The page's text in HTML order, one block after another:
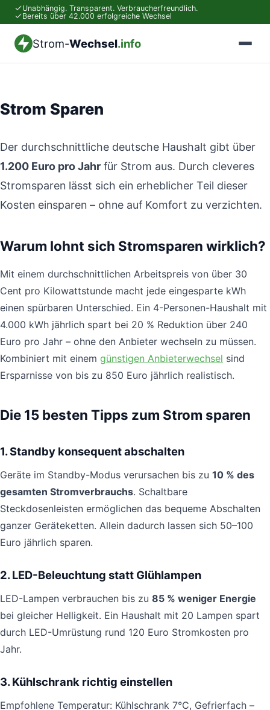
Unabhängig. Transparent. Verbraucherfreundlich.
Bereits über 42.000 erfolgreiche Wechsel
Strom-Wechsel.info
Strom Sparen
Der durchschnittliche deutsche Haushalt gibt über
1.200 Euro pro Jahr für Strom aus. Durch cleveres
Stromsparen lässt sich ein erheblicher Teil dieser
Kosten einsparen – ohne auf Komfort zu verzichten.
Warum lohnt sich Stromsparen wirklich?
Mit einem durchschnittlichen Arbeitspreis von über 30
Cent pro Kilowattstunde macht jede eingesparte kWh
einen spürbaren Unterschied. Ein 4-Personen-Haushalt mit
4.000 kWh jährlich spart bei 20 % Reduktion über 240
Euro pro Jahr – ohne den Anbieter wechseln zu müssen.
Kombiniert mit einem günstigen Anbieterwechsel sind
Ersparnisse von bis zu 850 Euro jährlich realistisch.
Die 15 besten Tipps zum Strom sparen
1. Standby konsequent abschalten
Geräte im Standby-Modus verursachen bis zu 10 % des
gesamten Stromverbrauchs. Schaltbare
Steckdosenleisten ermöglichen das bequeme Abschalten
ganzer Geräteketten. Allein dadurch lassen sich 50–100
Euro jährlich sparen.
2. LED-Beleuchtung statt Glühlampen
LED-Lampen verbrauchen bis zu 85 % weniger Energie
bei gleicher Helligkeit. Ein Haushalt mit 20 Lampen spart
durch LED-Umrüstung rund 120 Euro Stromkosten pro
Jahr.
3. Kühlschrank richtig einstellen
Empfohlene Temperatur: Kühlschrank 7°C, Gefrierfach –